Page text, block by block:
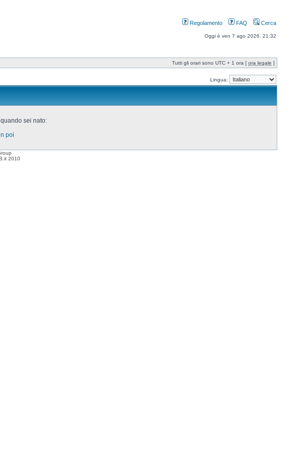
Regolamento FAQ Cerca
Oggi è ven 7 ago 2026, 21:32
Tutti gli orari sono UTC + 1 ora [ ora legale ]
Lingua:
sei nato:
poi
2010